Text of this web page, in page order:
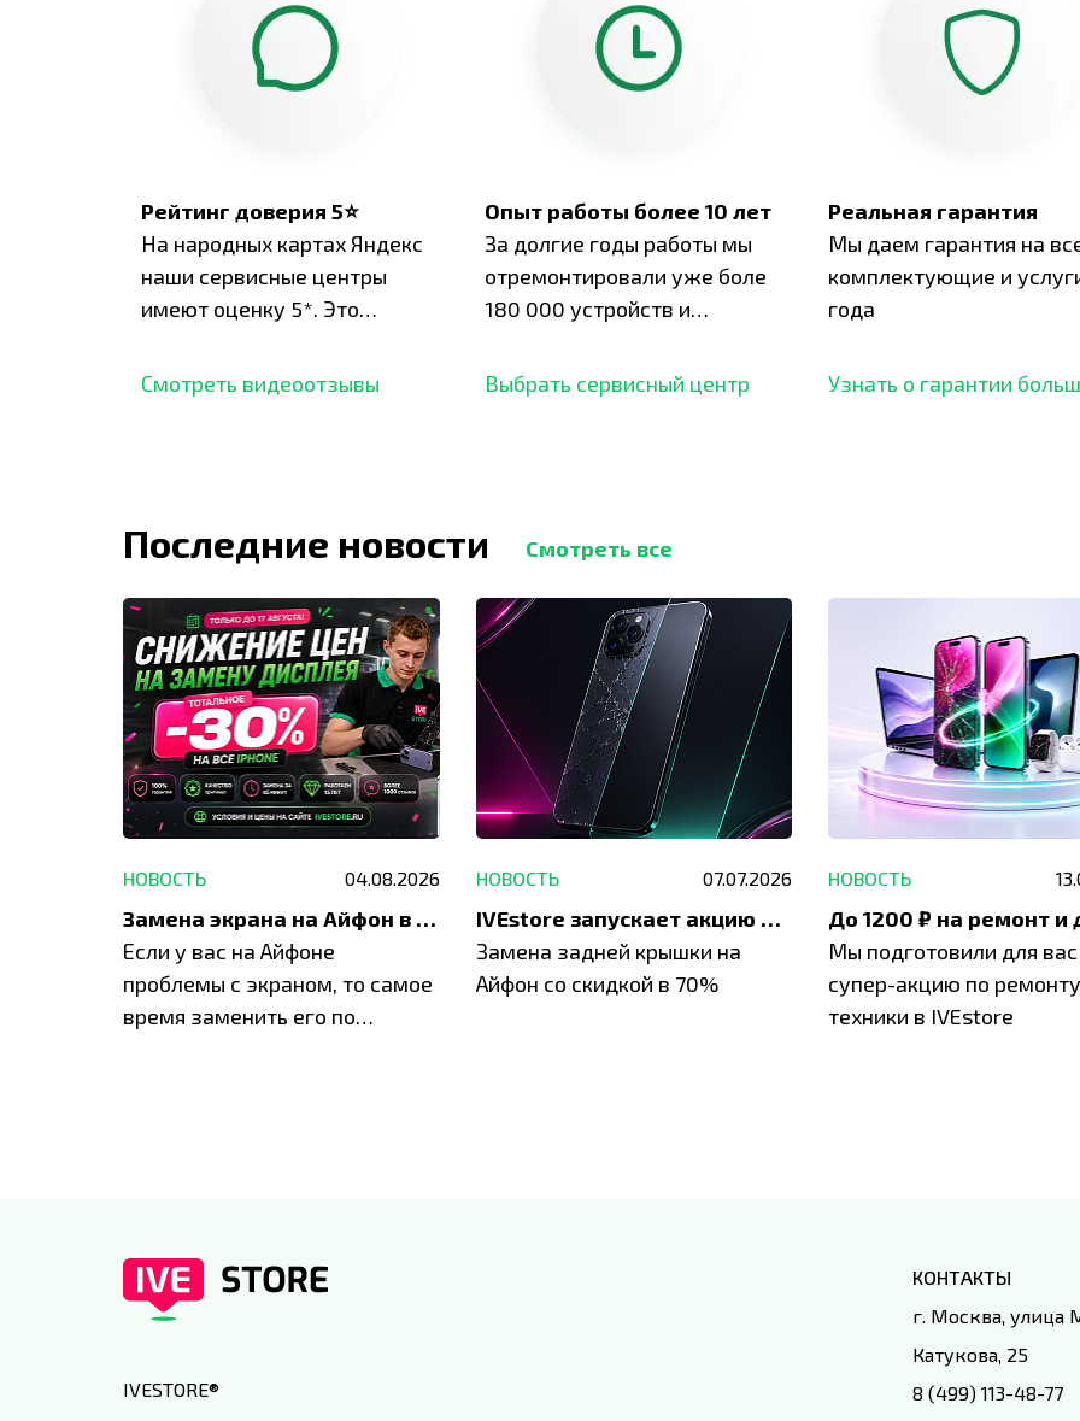
Рейтинг доверия 5⭐
На народных картах Яндекс
наши сервисные центры
имеют оценку 5*. Это
отзывов,
Смотреть видеоотзывы
Опыт работы более 10 лет
За долгие годы работы мы
отремонтировали уже боле
180 000 устройств и
опыт.
Выбрать сервисный центр
Реальная гарантия
Мы даем гарантия на
комплектующие и
года
Узнать о гарантии
Последние новости Смотреть все
НОВОСТЬ 04.08.2026
Замена экрана на Айфон в Москве и Балашихе
Если у вас на Айфоне
проблемы с экраном, то самое
время заменить его по
НОВОСТЬ 07.07.2026
IVEstore запускает акцию на замену заднего стекла
Замена задней крышки на
Айфон со скидкой в 70%
НОВОСТЬ
Мы подготовили для вас
супер-акцию по ремонту
техники в IVEstore
IVESTORE®
КОНТАКТЫ
г. Москва, улица
Катукова, 25
8 (499) 113-48-77